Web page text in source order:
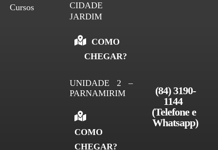
Cursos
CIDADE
JARDIM
COMO
CHEGAR?
UNIDADE 2 –
PARNAMIRIM
COMO
CHEGAR?
(84) 3190-
1144
(Telefone e
Whatsapp)